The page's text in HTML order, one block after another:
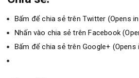
Bấm để chia sẻ trên Twitter (Opens
Nhấn vào chia sẻ trên Facebook
Bấm để chia sẻ trên Google+ (Opens